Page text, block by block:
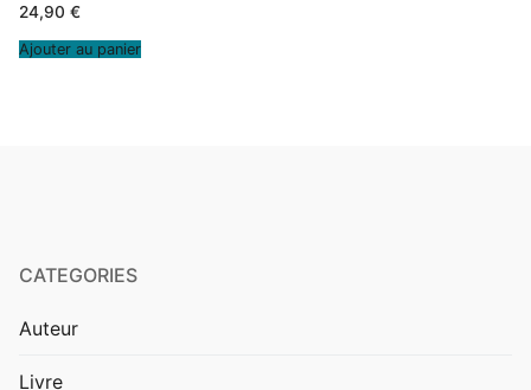
24,90 €
Ajouter au panier
CATEGORIES
Auteur
Livre